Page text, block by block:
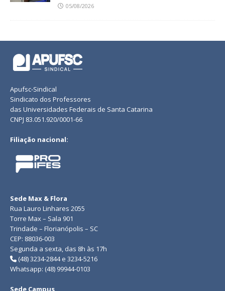
05/08/2026
Apufsc-Sindical
Sindicato dos Professores
das Universidades Federais de Santa Catarina
CNPJ 83.051.920/0001-66
Filiação nacional:
Sede Max & Flora
Rua Lauro Linhares 2055
Torre Max – Sala 901
Trindade – Florianópolis – SC
CEP: 88036-003
Segunda a sexta, das 8h às 17h
(48) 3234-2844 e 3234-5216
Whatsapp: (48) 99944-0103
Sede Campus